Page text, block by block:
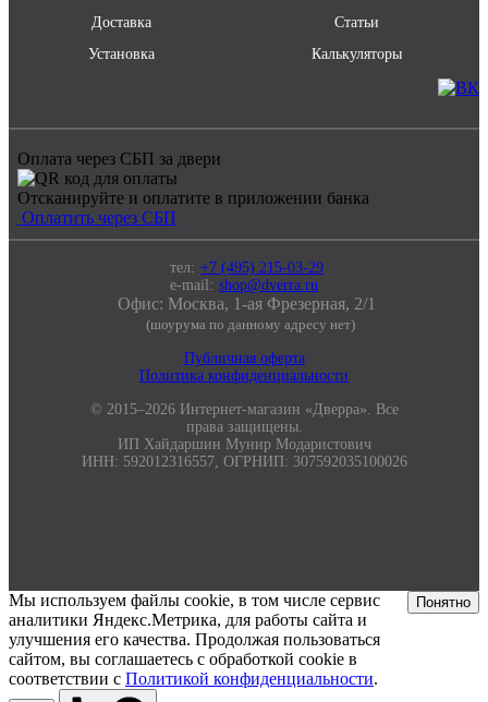
Доставка
Установка
Статьи
Калькуляторы
Оплата через СБП за двери
Отсканируйте и оплатите в приложении банка
Оплатить через СБП
© 2015–2026 Интернет-магазин «Дверра». Все
права защищены.
ИП Хайдаршин Мунир Модаристович
ИНН: 592012316557, ОГРНИП: 307592035100026
Публичная оферта
Политика конфиденциальности
тел: +7 (495) 215-03-29
e-mail: shop@dverra.ru
Офис: Москва, 1-ая Фрезерная, 2/1
(шоурума по данному адресу нет)
Мы используем файлы cookie, в том числе сервис
аналитики Яндекс.Метрика, для работы сайта и
улучшения его качества. Продолжая пользоваться
сайтом, вы соглашаетесь с обработкой cookie в
соответствии с Политикой конфиденциальности.
Понятно